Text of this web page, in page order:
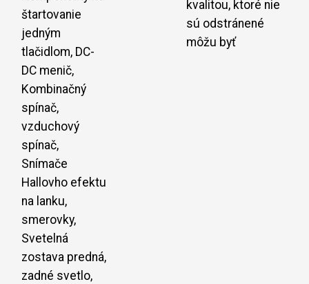
štartovanie
jedným
tlačidlom, DC-
DC menič,
Kombinačný
spínač,
vzduchový
spínač,
Snímače
Hallovho efektu
na lanku,
smerovky,
Svetelná
zostava predná,
zadné svetlo,
kvalitou, ktoré nie
sú odstránené
môžu byť